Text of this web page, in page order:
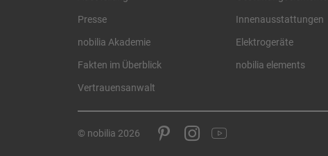
Presse
nobilia Akademie
Fakten im Überblick
Vertrauensanwalt
Innenausstattungen
Elektrogeräte
nobilia elements
© nobilia 2026